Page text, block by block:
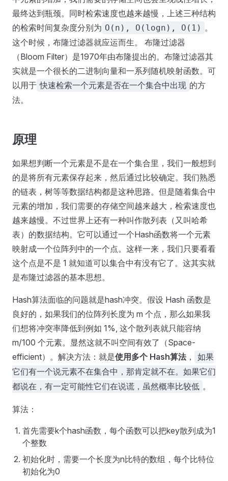
最终达到瓶颈。同时检索速度也越来越慢，上述三种结构
的检索时间复杂度分别为 O(n), O(logn), O(1) 。
这个时候，布隆过滤器就应运而生。 布隆过滤器
（Bloom Filter）是1970年由布隆提出的。布隆过滤器其
实就是一个很长的二进制向量和一系列随机映射函数。可
以用于 快速检索一个元素是否在一个集合中出现 的方
法。
原理
如果想判断一个元素是不是在一个集合里，我们一般想到
的是将所有元素保存起来，然后通过比较确定。我们熟悉
的链表，树等等数据结构都是这种思路。但是随着集合中
元素的增加，我们需要的存储空间越来越大，检索速度也
越来越慢。不过世界上还有一种叫作散列表（又叫哈希
表）的数据结构。它可以通过一个Hash函数将一个元素
映射成一个位阵列中的一个点。这样一来，我们只要看看
这个点是不是 1 就知道可以集合中有没有它了。这其实就
是布隆过滤器的基本思想。
Hash算法面临的问题就是hash冲突。假设 Hash 函数是
良好的，如果我们的位阵列长度为 m 个点，那么如果我
们想将冲突率降低到例如 1%, 这个散列表就只能容纳
m/100 个元素。显然这就不叫空间有效了（Space-
efficient）。解决方法：就是使用多个 Hash算法，
如果
它们有一个说元素不在集合中，那肯定就不在。如果它们
都说在，有一定可能性它们在说谎，虽然概率比较低 。
算法：
首先需要k个hash函数，每个函数可以把key散列成为1
个整数
初始化时，需要一个长度为n比特的数组，每个比特位
初始化为0